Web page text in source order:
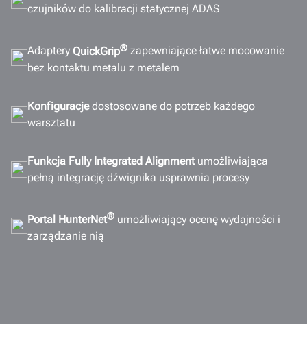
UZYSKAJ OFERTĘ
czujników do kalibracji statycznej ADAS
Adaptery QuickGrip® zapewniające łatwe mocowanie
bez kontaktu metalu z metalem
Konfiguracjedostosowane do potrzeb każdego
warsztatu
Funkcja Fully Integrated Alignmentumożliwiająca
pełną integrację dźwignika usprawnia procesy
Portal HunterNet® umożliwiający ocenę wydajności i
zarządzanie nią